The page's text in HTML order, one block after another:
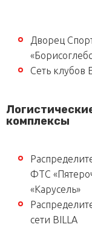
Дворец
Сеть клубов
комплексы
ФТС
«Карусель»
сети BILLA